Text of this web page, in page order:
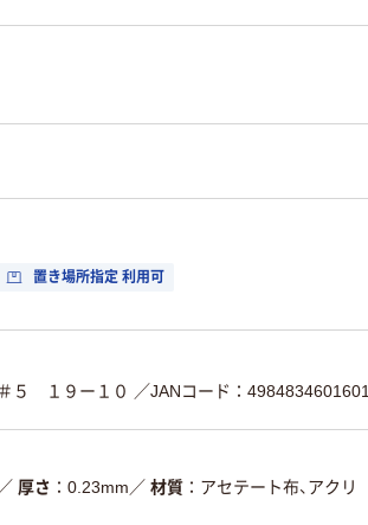
置き場所指定 利用可
５ １９ー１０ ／JANコード：4984834601601
／ 厚さ 0.23mm ／ 材質
アセテート布、アクリ